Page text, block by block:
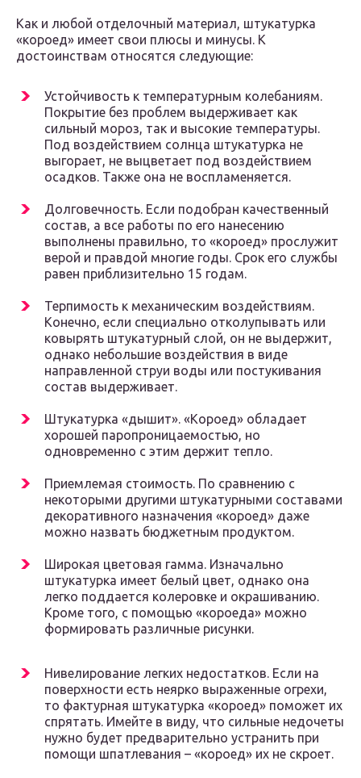
Как и любой отделочный материал, штукатурка
«короед» имеет свои плюсы и минусы. К
достоинствам относятся следующие:
Устойчивость к температурным колебаниям.
Покрытие без проблем выдерживает как
сильный мороз, так и высокие температуры.
Под воздействием солнца штукатурка не
выгорает, не выцветает под воздействием
осадков. Также она не воспламеняется.
Долговечность. Если подобран качественный
состав, а все работы по его нанесению
выполнены правильно, то «короед» прослужит
верой и правдой многие годы. Срок его службы
равен приблизительно 15 годам.
Терпимость к механическим воздействиям.
Конечно, если специально отколупывать или
ковырять штукатурный слой, он не выдержит,
однако небольшие воздействия в виде
направленной струи воды или постукивания
состав выдерживает.
Штукатурка «дышит». «Короед» обладает
хорошей паропроницаемостью, но
одновременно с этим держит тепло.
Приемлемая стоимость. По сравнению с
некоторыми другими штукатурными составами
декоративного назначения «короед» даже
можно назвать бюджетным продуктом.
Широкая цветовая гамма. Изначально
штукатурка имеет белый цвет, однако она
легко поддается колеровке и окрашиванию.
Кроме того, с помощью «короеда» можно
формировать различные рисунки.
Нивелирование легких недостатков. Если на
поверхности есть неярко выраженные огрехи,
то фактурная штукатурка «короед» поможет их
спрятать. Имейте в виду, что сильные недочеты
нужно будет предварительно устранить при
помощи шпатлевания – «короед» их не скроет.